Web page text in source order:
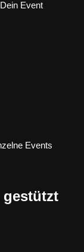
Event
Events
gestützt